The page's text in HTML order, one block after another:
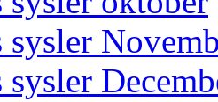
sysler
sysler